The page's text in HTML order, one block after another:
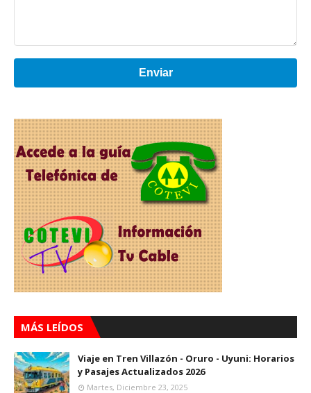
Enviar
MÁS LEÍDOS
Viaje en Tren Villazón - Oruro - Uyuni: Horarios
y Pasajes Actualizados 2026
Martes, Diciembre 23, 2025